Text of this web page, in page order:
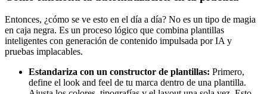
Entonces, ¿cómo se ve esto en el día a día? No es un tipo de magia
en caja negra. Es un proceso lógico que combina plantillas
inteligentes con generación de contenido impulsada por IA y
pruebas implacables.
Estandariza con un constructor de plantillas: Primero,
define el look and feel de tu marca dentro de una plantilla.